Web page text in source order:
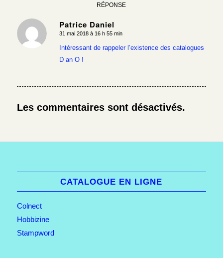
RÉPONSE
Patrice Daniel
dit
:
31 mai 2018 à 16 h 55 min
Intéressant de rappeler l’existence des catalogues
D an O !
Les commentaires sont désactivés.
CATALOGUE EN LIGNE
Colnect
Hobbizine
Stampword